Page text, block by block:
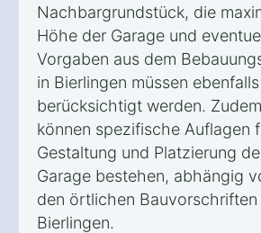
Nachbargrundstück, die
Höhe der Garage und
Vorgaben aus dem
in Bierlingen müssen ebenfalls
berücksichtigt werden. Zudem
können spezifische Auflagen
Gestaltung und Platzierung
Garage bestehen, abhängig
den örtlichen Bauvorschriften
Bierlingen.